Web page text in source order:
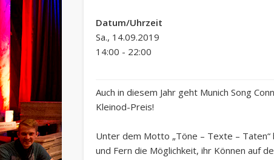
Datum/Uhrzeit
Sa., 14.09.2019
14:00 - 22:00
Auch in diesem Jahr geht Munich Song
Kleinod-Preis!
Unter dem Motto „Töne – Texte –
und Fern die Möglichkeit, ihr Können auf